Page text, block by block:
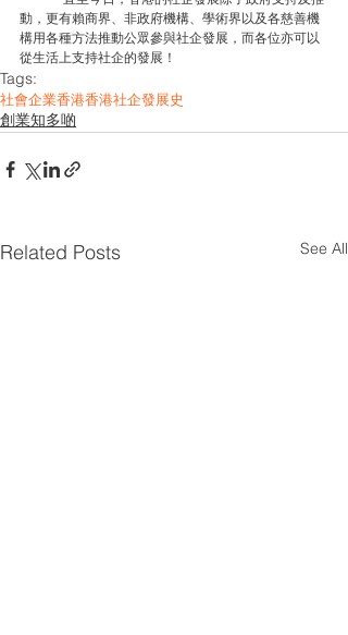
動，更有賴商界、非政府機構、學術界以及各慈善機
構用各種方法推動公眾參與社企發展，而各位亦可以
從生活上支持社企的發展！
Tags:
社會企業香港香港社企發展史
創業知多啲
Related Posts See All